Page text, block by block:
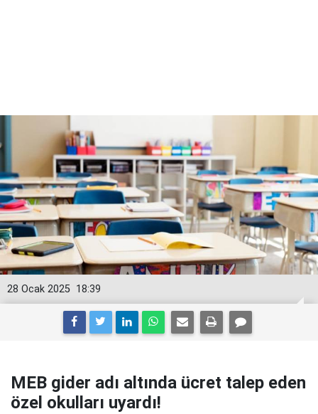
18:39
28 Ocak 2025
MEB gider adı altında ücret talep eden
özel okulları uyardı!